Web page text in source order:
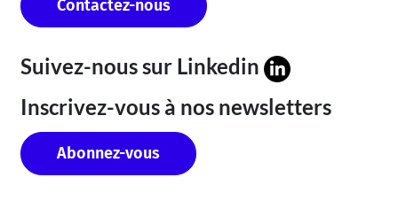
Contactez-nous
Suivez-nous sur Linkedin
Inscrivez-vous à nos newsletters
Abonnez-vous